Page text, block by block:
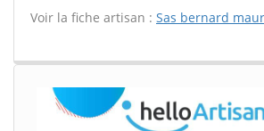
Voir la fiche artisan : Sas bernard